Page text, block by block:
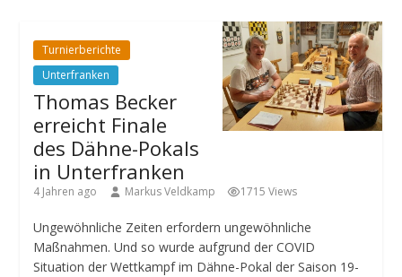
Turnierberichte
Unterfranken
Thomas Becker
erreicht Finale
des Dähne-Pokals
in Unterfranken
4 Jahren ago Markus Veldkamp 1715 Views
Ungewöhnliche Zeiten erfordern ungewöhnliche
Maßnahmen. Und so wurde aufgrund der COVID
Situation der Wettkampf im Dähne-Pokal der Saison 19-